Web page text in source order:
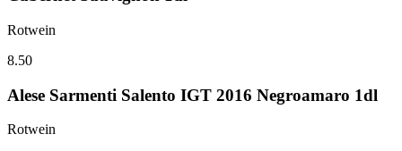
Rotwein
8.50
Alese Sarmenti Salento IGT 2016 Negroamaro 1dl
Rotwein